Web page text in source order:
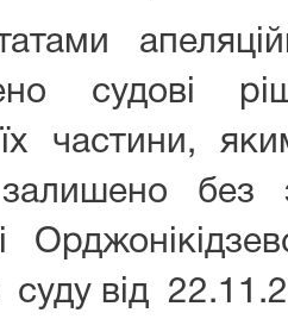
судові
частини,
без
від